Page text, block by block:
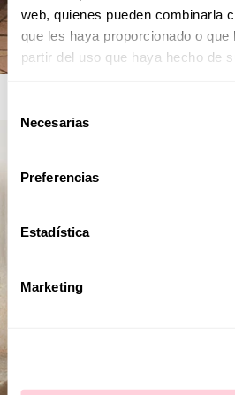
web, quienes pueden combinarla
que les haya proporcionado o que
partir del uso que haya hecho de
Necesarias
Preferencias
Estadística
Marketing